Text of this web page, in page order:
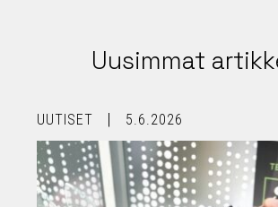
Uusimmat
UUTISET 5.6.2026